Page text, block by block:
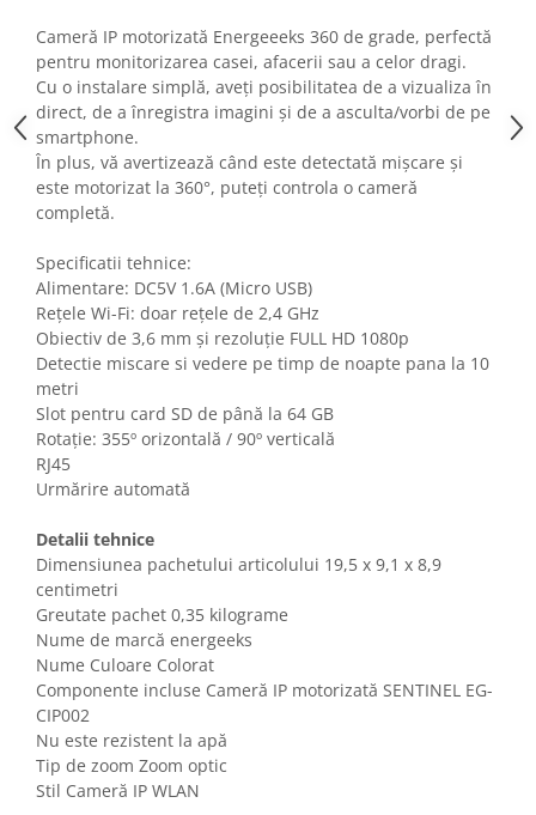
Genti si accesorii femei
Imbracaminte barbati
Imbracaminte femei
Imbracaminte si Incaltaminte copii
Incaltaminte barbati
Incaltaminte femei
Ochelari de vedere
Gaming, Carti & Birotica
Birotica & Papetarie
Console, Jocuri & Accesorii
Ingrijire personala & Cosmetice
Accesorii aparate de ras electrice
Accesorii aparate hair styling
Aparate & Accesorii ingrijire
Aparate cosmetice
Articole Sanatate si Wellness
Consumabile sanitare
Cosmetice si produse ingrijire
personala
Igiena dentara
Jucarii, Copii & Bebe
Camera copilului
Hrana bebelusi
Cameră IP motorizată Energeeeks 360 de grade, perfectă
pentru monitorizarea casei, afacerii sau a celor dragi.
Cu o instalare simplă, aveți posibilitatea de a vizualiza în
direct, de a înregistra imagini și de a asculta/vorbi de pe
smartphone.
În plus, vă avertizează când este detectată mișcare și
este motorizat la 360°, puteți controla o cameră
completă.
Specificatii tehnice:
Alimentare: DC5V 1.6A (Micro USB)
Rețele Wi-Fi: doar rețele de 2,4 GHz
Obiectiv de 3,6 mm și rezoluție FULL HD 1080p
Detectie miscare si vedere pe timp de noapte pana la 10
metri
Slot pentru card SD de până la 64 GB
Rotație: 355º orizontală / 90º verticală
RJ45
Urmărire automată
Detalii tehnice
Dimensiunea pachetului articolului 19,5 x 9,1 x 8,9
centimetri
Greutate pachet 0,35 kilograme
Nume de marcă energeeks
Nume Culoare Colorat
Componente incluse Cameră IP motorizată SENTINEL EG-
CIP002
Nu este rezistent la apă
Tip de zoom Zoom optic
Stil Cameră IP WLAN